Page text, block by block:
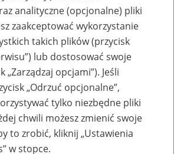
Zakładu Ubezpieczeń
dnia 14 lutego 2013 r. w
analityczne (opcjonalne) pliki
zaakceptować wykorzystanie
takich plików (przycisk
lub dostosować swoje
„Zarządzaj opcjami”). Jeśli
„Odrzuć opcjonalne”,
tylko niezbędne pliki
chwili możesz zmienić swoje
to zrobić, kliknij „Ustawienia
w stopce.